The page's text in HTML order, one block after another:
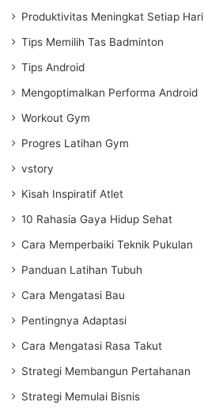
Produktivitas Meningkat Setiap Hari
Tips Memilih Tas Badminton
Tips Android
Mengoptimalkan Performa Android
Workout Gym
Progres Latihan Gym
vstory
Kisah Inspiratif Atlet
10 Rahasia Gaya Hidup Sehat
Cara Memperbaiki Teknik Pukulan
Panduan Latihan Tubuh
Cara Mengatasi Bau
Pentingnya Adaptasi
Cara Mengatasi Rasa Takut
Strategi Membangun Pertahanan
Strategi Memulai Bisnis